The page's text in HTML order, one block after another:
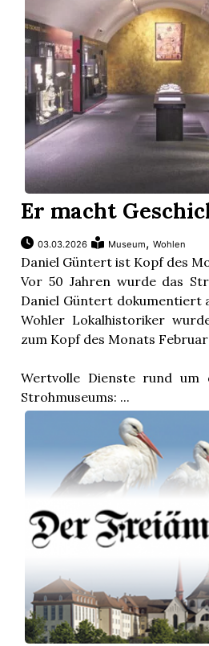
Er macht
03.03.2026 Museum,Wohlen
Daniel Güntert ist Kopf des
Vor 50 Jahren wurde das
Daniel Güntert dokumentiert
Wohler Lokalhistoriker
zum Kopf des Monats
Wertvolle Dienste rund um
Strohmuseums: ...